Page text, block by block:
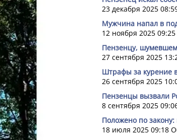
23 декабря 2025
Мужчина напал в
12 ноября 2025 09:25
Пензенцу,
27 сентября 2025
Штрафы за курение
26 сентября 2025
Пензенцы вызвали
8 сентября 2025
Положено по
18 июля 2025 09:18